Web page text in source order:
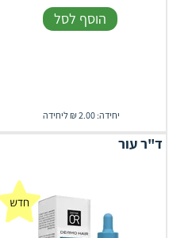
הוסף לסל
יחידה: 2.00 ₪ ליחידה
ד"ר עור